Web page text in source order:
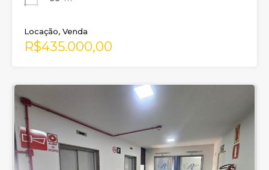
Locação, Venda
R$435.000,00